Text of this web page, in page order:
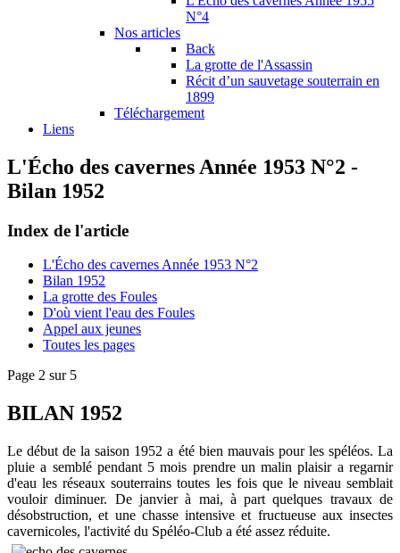
N°4
Nos articles
Back
La grotte de l'Assassin
Récit d’un sauvetage souterrain en
1899
Téléchargement
Liens
L'Écho des cavernes Année 1953 N°2 -
Bilan 1952
Index de l'article
L'Écho des cavernes Année 1953 N°2
Bilan 1952
La grotte des Foules
D'où vient l'eau des Foules
Appel aux jeunes
Toutes les pages
Page 2 sur 5
BILAN 1952
Le début de la saison 1952 a été bien mauvais pour les spéléos. La
pluie a semblé pendant 5 mois prendre un malin plaisir a regarnir
d'eau les réseaux souterrains toutes les fois que le niveau semblait
vouloir diminuer. De janvier à mai, à part quelques travaux de
désobstruction, et une chasse intensive et fructueuse aux insectes
cavernicoles, l'activité du Spéléo-Club a été assez réduite.